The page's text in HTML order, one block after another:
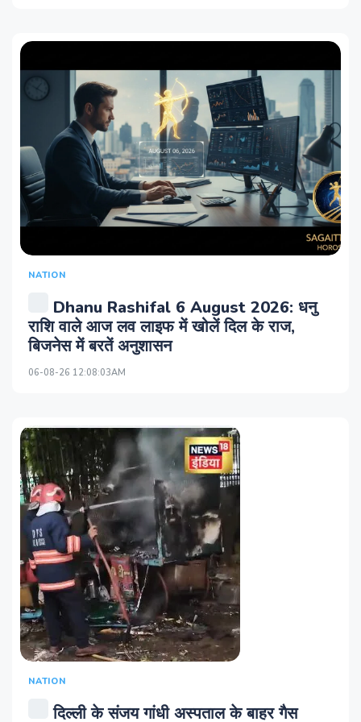
NATION
Dhanu Rashifal 6 August 2026: धनु
राशि वाले आज लव लाइफ में खोलें दिल के राज,
बिजनेस में बरतें अनुशासन
06-08-26 12:08:03AM
NATION
दिल्ली के संजय गांधी अस्पताल के बाहर गैस